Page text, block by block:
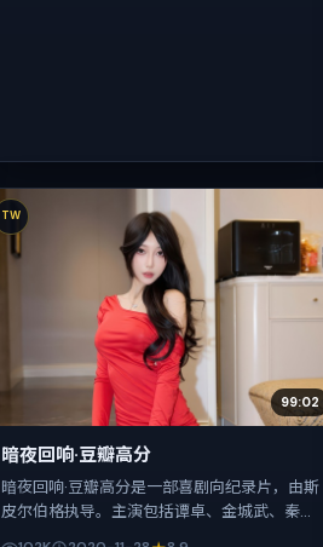
TW
99:02
暗夜回响·豆瓣高分
暗夜回响·豆瓣高分是一部喜剧向纪录片，由斯
皮尔伯格执导。主演包括谭卓、金城武、秦